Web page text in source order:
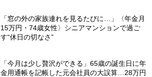
「窓の外の家族連れを見るたびに…」〈年金月
15万円・74歳女性〉シニアマンションで過ご
す“休日の切なさ”
「今月は少し贅沢ができる」65歳の誕生日に年
金用通帳を記帳した元会社員の大誤算…28万円